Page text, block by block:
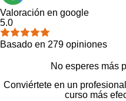
Valoración en google
5.0
Basado en 279 opiniones
No esperes más
Conviértete en un
curso más